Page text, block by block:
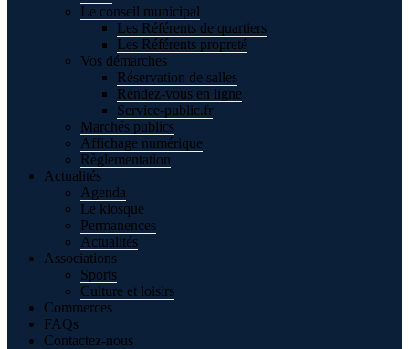
Le conseil municipal
Les Référents de quartiers
Les Référents propreté
Vos démarches
Réservation de salles
Rendez-vous en ligne
Service-public.fr
Marchés publics
Affichage numérique
Règlementation
Actualités
Agenda
Le kiosque
Permanences
Actualités
Associations
Sports
Culture et loisirs
Commerces
FAQs
Contactez-nous